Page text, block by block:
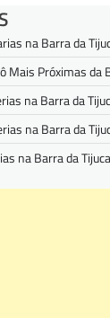
na Barra da
Mais Próximas da
na Barra da
na Barra da
na Barra da